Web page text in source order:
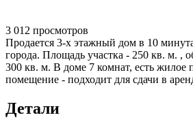
3 012 просмотров
Продается 3-х этажный дом в 10
города. Площадь участка - 250 кв. м. ,
300 кв. м. В доме 7 комнат, есть жилое
помещение - подходит для сдачи в
Детали